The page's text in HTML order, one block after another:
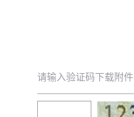
请输入验证码下载附件